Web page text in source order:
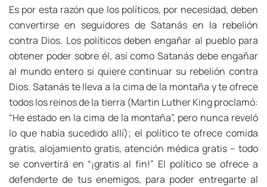
Es por esta razón que los políticos, por necesidad, deben
convertirse en seguidores de Satanás en la rebelión
contra Dios. Los políticos deben engañar al pueblo para
obtener poder sobre él, así como Satanás debe engañar
al mundo entero si quiere continuar su rebelión contra
Dios. Satanás te lleva a la cima de la montaña y te ofrece
todos los reinos de la tierra (Martin Luther King proclamó:
“He estado en la cima de la montaña”, pero nunca reveló
lo que había sucedido allí); el político te ofrece comida
gratis, alojamiento gratis, atención médica gratis – todo
se convertirá en “¡gratis al fin!” El político se ofrece a
defenderte de tus enemigos, para poder entregarte al